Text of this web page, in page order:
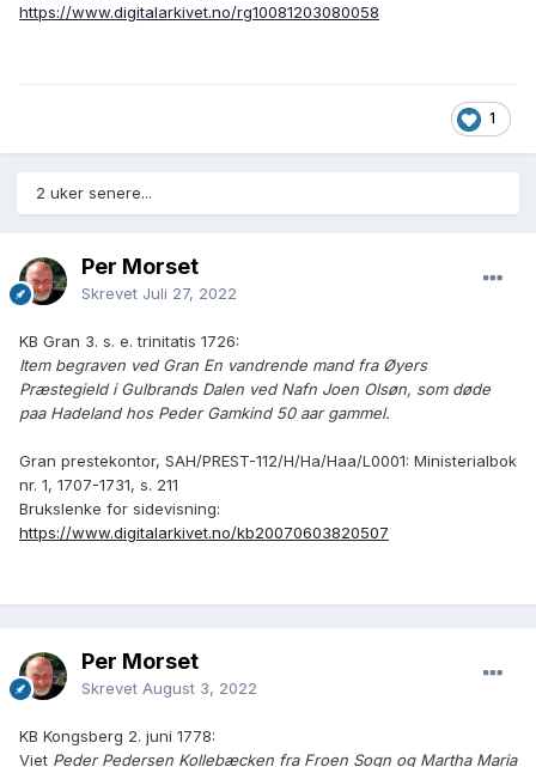
https://www.digitalarkivet.no/rg10081203080058
1
2 uker senere...
Per Morset
Skrevet Juli 27, 2022
KB Gran 3. s. e. trinitatis 1726:
Item begraven ved Gran En vandrende mand fra Øyers
Præstegield i Gulbrands Dalen ved Nafn Joen Olsøn, som døde
paa Hadeland hos Peder Gamkind 50 aar gammel.
Gran prestekontor, SAH/PREST-112/H/Ha/Haa/L0001: Ministerialbok
nr. 1, 1707-1731, s. 211
Brukslenke for sidevisning:
https://www.digitalarkivet.no/kb20070603820507
Per Morset
Skrevet August 3, 2022
KB Kongsberg 2. juni 1778:
Viet Peder Pedersen Kollebæcken fra Froen Sogn og Martha Maria